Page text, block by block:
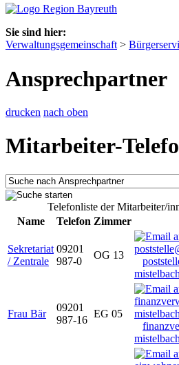
Sie sind hier:
Verwaltungsgemeinschaft >
Ansprechpartner
drucken nach oben
Mitarbeiter-
Telefonliste der Mitarbeiter/
Name
Telefon Zimmer
Sekretariat
/ Zentrale
09201
987-0
OG 13
Frau Bär
09201
987-16
EG 05